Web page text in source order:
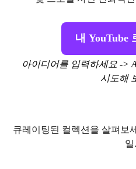
내 YouTube
아이디어를 입력하세요 ->
시도해
큐레이팅된 컬렉션을 살펴보
일.